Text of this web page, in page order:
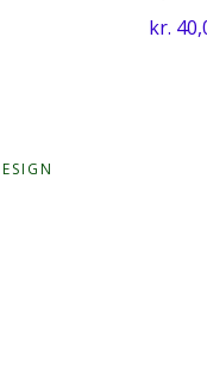
kr.